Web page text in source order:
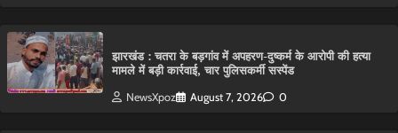
झारखंड : चतरा के बड़गांव में अपहरण-दुष्कर्म के आरोपी की हत्या
मामले में बड़ी कार्रवाई, चार पुलिसकर्मी सस्पेंड
NewsXpoz August 7, 2026 0